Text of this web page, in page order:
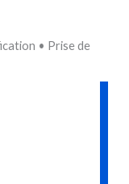
• Prise de